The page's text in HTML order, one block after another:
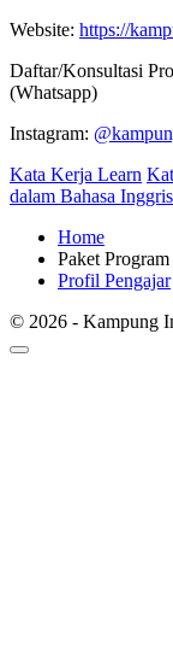
Website: https://
Daftar/Konsultasi
(Whatsapp)
Instagram:
Kata Kerja Learn
dalam Bahasa Inggris
Home
Paket Program
Profil Pengajar
© 2026 - Kampung